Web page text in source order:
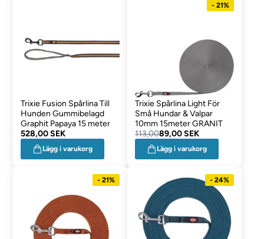
Trixie Fusion Spårlina Till
Hunden Gummibelagd
Graphit Papaya 15 meter
528,00 SEK
Lägg i varukorg
- 21%
Trixie Spårlina Light För
Små Hundar & Valpar
10mm 15meter GRANIT
113,0089,00 SEK
Lägg i varukorg
- 21% - 24%